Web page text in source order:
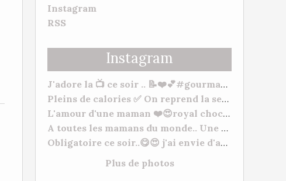
Instagram
RSS
Instagram
J'adore la 📺 ce soir .. 📝❤️💕#gourmandise #myhomemadecook #meilleurspatissiers
Pleins de calories ✅ On reprend la semaine 🥒. Bonne soirée et bonne semaine à tous. 😋❤️ #behappy #famille #gourmandise #yummy #tm31 #tm5 #gourmandise
L'amour d'une maman ❤️😍royal chocolat ( mangue/framboises) "De l'amour, de l'amour, de l'amour 💕" à mes deux petits chats Morgane Et Hugo. --- #patisserie #fetedesmeres #homemadefood #chocolat #lovecooking #cookingtime #yummy #tm31 #thermomixfrance #bestofthermomix #thermomixrecipes #thermomixtm5
A toutes les mamans du monde.. Une très bonne fête, plein de gros bisous à vous toutes. ❤️😍❤️ #fetesdesmeres #amour
Obligatoire ce soir..😋😍 j'ai envie d'acheter du matériel de Pâtisserie lol normal ???? #cuisineshop #meilleurspatissiers #patisserie
Plus de photos